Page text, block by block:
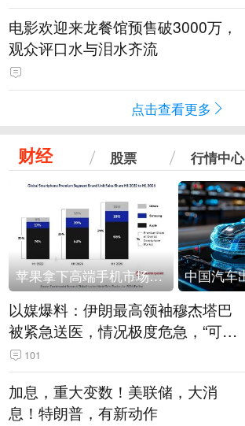
电影欢迎来龙餐馆预售破3000万，
观众评口水与泪水齐流
点击查看更多
财经 股票 行情中心
苹果拿下高端手机市场65%的份额：iPhone 17系列功不可没
以媒爆料：伊朗最高领袖穆杰塔巴
被紧急送医，情况极度危急，“可能
随时会死去”
101
加息，重大变数！美联储，大消
息！特朗普，有新动作